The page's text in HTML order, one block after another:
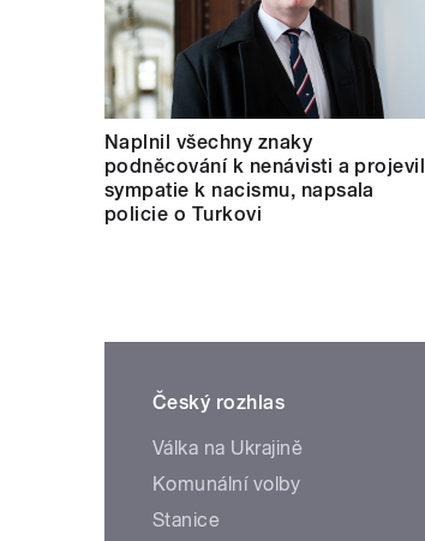
Naplnil všechny znaky
podněcování k nenávisti a projevil
sympatie k nacismu, napsala
policie o Turkovi
Český rozhlas
Válka na Ukrajině
Komunální volby
Stanice